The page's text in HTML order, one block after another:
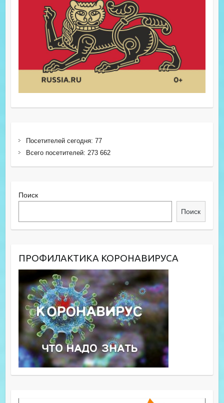
Посетителей сегодня: 77
Всего посетителей: 273 662
Поиск
Поиск
ПРОФИЛАКТИКА КОРОНАВИРУСА